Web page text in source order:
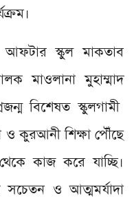
স্কুল মাকতাব
মাওলানা মুহাম্মাদ
বিশেষত স্কুলগামী
ও কুরআনী শিক্ষা পৌঁছে
কাজ করে যাচ্ছি।
সচেতন ও আত্মমর্যাদা